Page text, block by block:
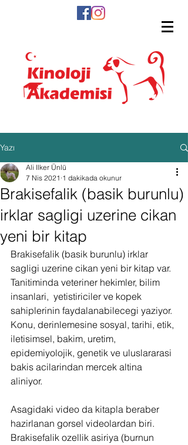
Yazı
Brakisefalik (basik burunlu)
irklar sagligi uzerine cikan
yeni bir kitap
Ali Ilker Ünlü
7 Nis 2021 1 dakikada okunur
Brakisefalik (basik burunlu) irklar
sagligi uzerine cikan yeni bir kitap var.
Tanitiminda veteriner hekimler, bilim
insanlari,  yetistiriciler ve kopek
sahiplerinin faydalanabilecegi yaziyor.
Konu, derinlemesine sosyal, tarihi, etik,
iletisimsel, bakim, uretim,
epidemiyolojik, genetik ve uluslararasi
bakis acilarindan mercek altina
aliniyor.
Asagidaki video da kitapla beraber
hazirlanan gorsel videolardan biri.
Brakisefalik ozellik asiriya (burnun